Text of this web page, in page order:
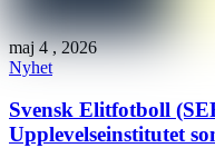
maj 4,2026
Nyhet
Svensk Elitfotboll
Upplevelseinstitutet